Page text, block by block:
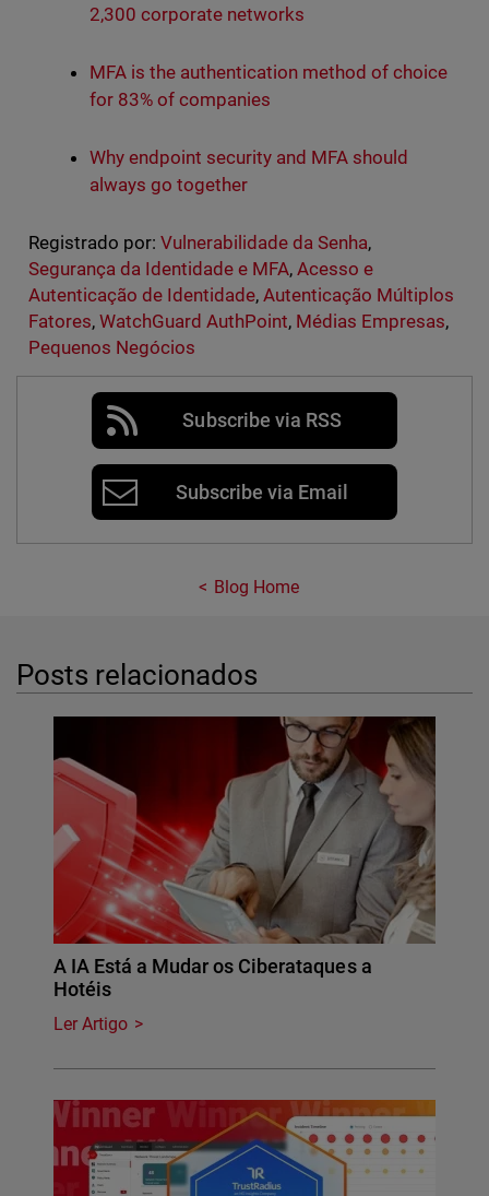
2,300 corporate networks
MFA is the authentication method of choice
for 83% of companies
Why endpoint security and MFA should
always go together
Registrado por: Vulnerabilidade da Senha,
Segurança da Identidade e MFA,Acesso e
Autenticação de Identidade, Autenticação Múltiplos
Fatores, WatchGuard AuthPoint, Médias Empresas,
Pequenos Negócios
Subscribe via RSS
Subscribe via Email
Blog Home
Posts relacionados
A IA Está a Mudar os Ciberataques a
Hotéis
Ler Artigo